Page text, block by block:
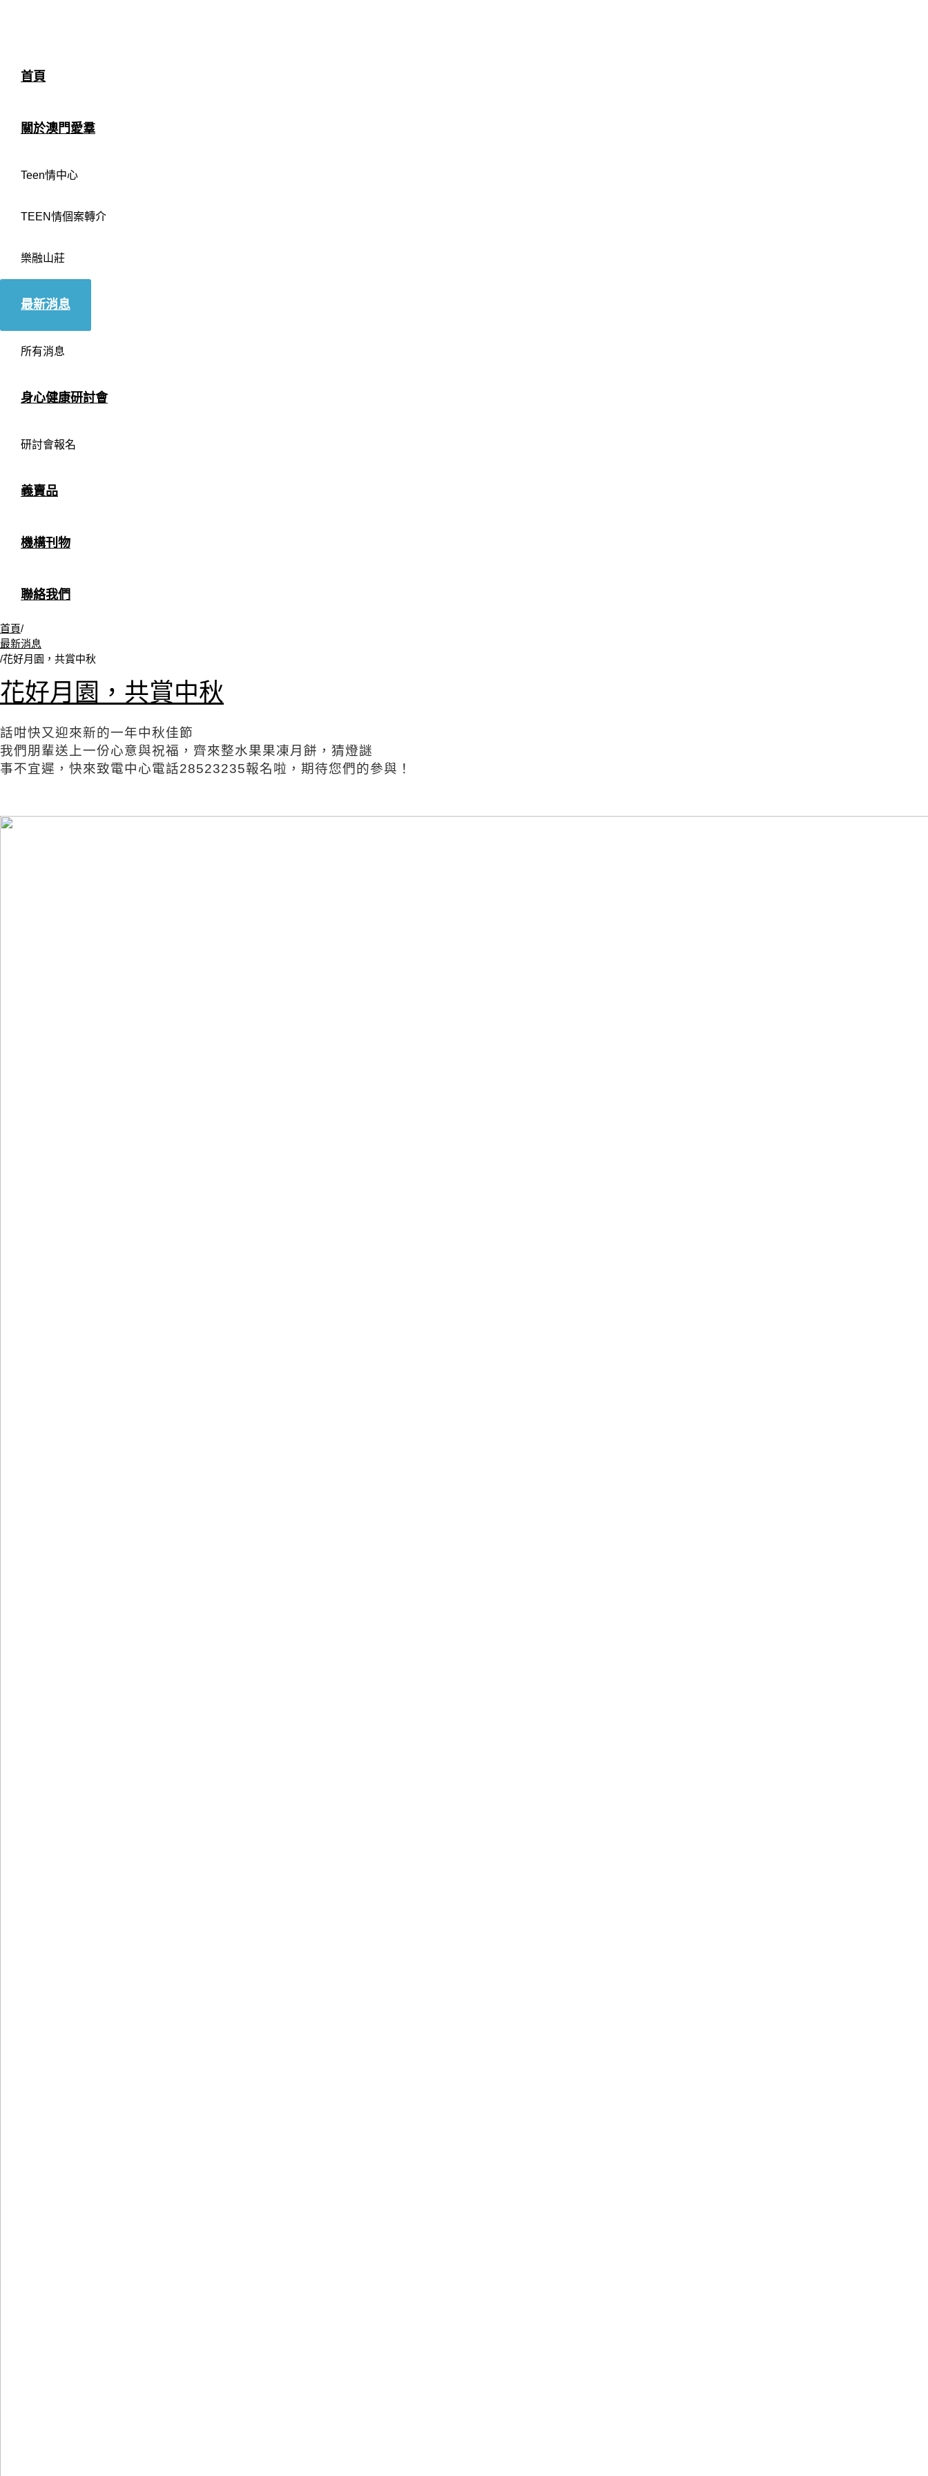
首頁
關於澳門愛羣
Teen情中心
TEEN情個案轉介
樂融山莊
最新消息
所有消息
身心健康研討會
研討會報名
義賣品
機構刊物
聯絡我們
首頁/
最新消息
/花好月園，共賞中秋
花好月園，共賞中秋
話咁快又迎來新的一年中秋佳節
我們朋輩送上一份心意與祝福，齊來整水果果凍月餅，猜燈謎
事不宜遲，快來致電中心電話28523235報名啦，期待您們的參與！